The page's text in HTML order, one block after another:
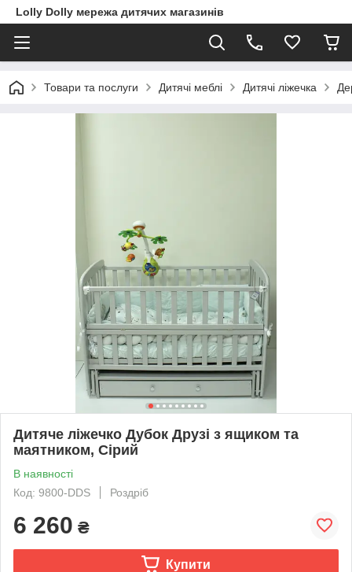
Lolly Dolly мережа дитячих магазинів
Товари та послуги Дитячі меблі Дитячі ліжечка
Дитяче ліжечко Дубок Друзі з ящиком та
маятником, Сірий
В наявності
Код: 9800-DDS
Роздріб
6 260 ₴
Купити